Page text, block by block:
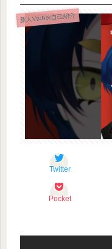
新人Vtuber自己紹介
Twitter
Pocket